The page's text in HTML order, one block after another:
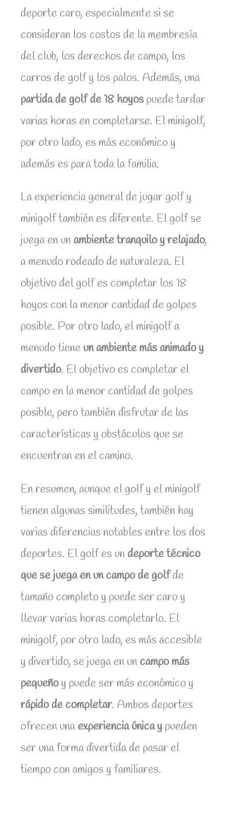
deporte caro, especialmente si se
consideran los costos de la membresía
del club, los derechos de campo, los
carros de golf y los palos. Además, una
partida de golf de 18 hoyos puede tardar
varias horas en completarse. El minigolf,
por otro lado, es más económico y
además es para toda la familia.
La experiencia general de jugar golf y
minigolf también es diferente. El golf se
juega en un ambiente tranquilo y relajado,
a menudo rodeado de naturaleza. El
objetivo del golf es completar los 18
hoyos con la menor cantidad de golpes
posible. Por otro lado, el minigolf a
menudo tiene un ambiente más animado y
divertido. El objetivo es completar el
campo en la menor cantidad de golpes
posible, pero también disfrutar de las
características y obstáculos que se
encuentran en el camino.
En resumen, aunque el golf y el minigolf
tienen algunas similitudes, también hay
varias diferencias notables entre los dos
deportes. El golf es un deporte técnico
que se juega en un campo de golfde
tamaño completo y puede ser caro y
llevar varias horas completarlo. El
minigolf, por otro lado, es más accesible
y divertido, se juega en un campo más
pequeñoy puede ser más económico y
rápido de completar. Ambos deportes
ofrecen unaexperiencia única y pueden
ser una forma divertida de pasar el
tiempo con amigos y familiares.